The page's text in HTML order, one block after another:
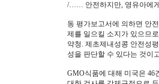
/…… 안전하지만, 영유아에
동 평가보고서에 의하면 안
제를 일으킬 소지가 있으므
약청. 제초제내성콩 안전성
성을 판단할 수 있다는 것이
GMO식품에 대해 미국은 46